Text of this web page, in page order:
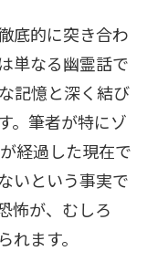
底的に突き合わ
単なる幽霊話で
記憶と深く結び
。筆者が特にゾ
経過した現在で
いという事実で
怖が、むしろ
ます。